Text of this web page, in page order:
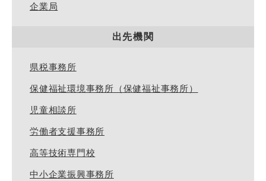
企業局
出先機関
県税事務所
保健福祉環境事務所（保健福祉事務所）
児童相談所
労働者支援事務所
高等技術専門校
中小企業振興事務所